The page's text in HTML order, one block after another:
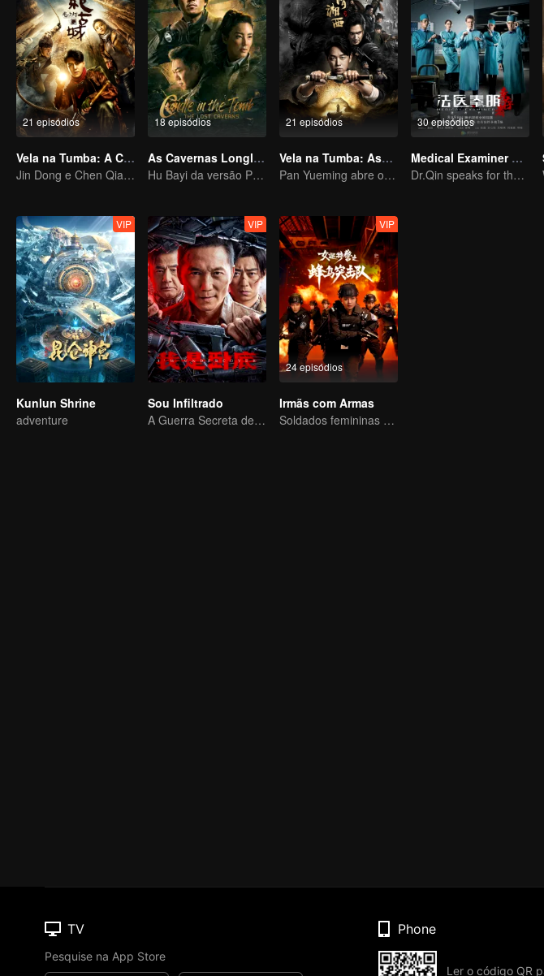
21 episódios
Vela na Tumba: A Cidade Antiga de Jing Jue
Jin Dong e Chen Qiaoen iniciam uma aventura
18 episódios
As Cavernas Longling
Hu Bayi da versão Pan Yueming lidera a nova aventura perigosa
21 episódios
Vela na Tumba: Assalto ao Mausoléu de Xiangxi
Pan Yueming abre o caixão pendurado no penhasco
30 episódios
Medical Examiner Dr. Qin:The Survivor
Dr.Qin speaks for the dead.
VIP
Kunlun Shrine
adventure
VIP
Sou Infiltrado
A Guerra Secreta de Collin Chou
24 episódios
VIP
Irmãs com Armas
Soldados femininas erradicando o crime
TV
Pesquise na App Store
Phone
Ler o código QR